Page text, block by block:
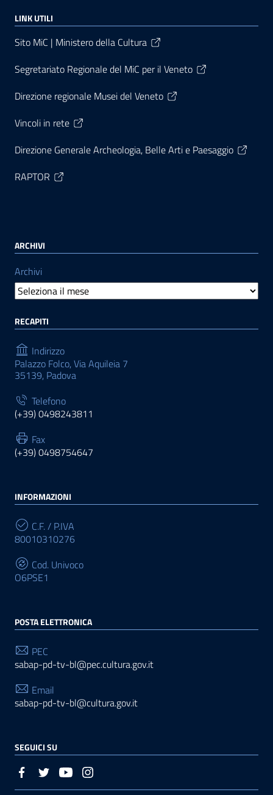
LINK UTILI
Sito MiC | Ministero della Cultura
Segretariato Regionale del MiC per il Veneto
Direzione regionale Musei del Veneto
Vincoli in rete
Direzione Generale Archeologia, Belle Arti e Paesaggio
RAPTOR
ARCHIVI
Archivi
RECAPITI
Indirizzo
Palazzo Folco, Via Aquileia 7
35139, Padova
Telefono
(+39) 0498243811
Fax
(+39) 0498754647
INFORMAZIONI
C.F. / P.IVA
80010310276
Cod. Univoco
O6PSE1
POSTA ELETTRONICA
PEC
sabap-pd-tv-bl@pec.cultura.gov.it
Email
sabap-pd-tv-bl@cultura.gov.it
SEGUICI SU